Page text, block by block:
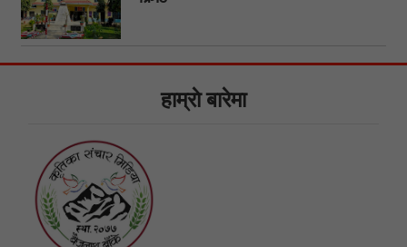
हाम्राे बारेमा